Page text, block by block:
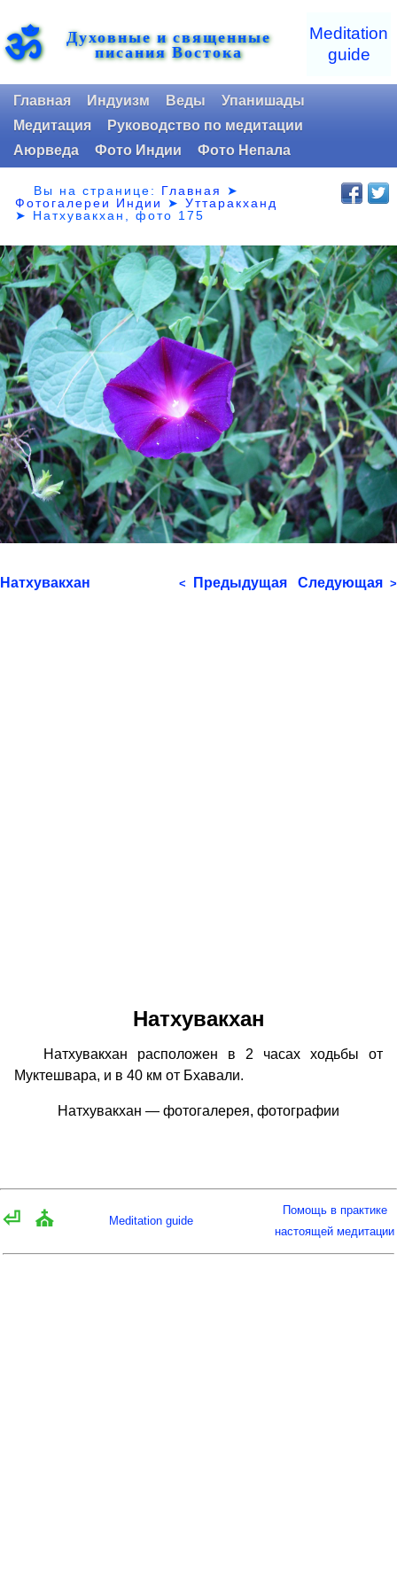
ॐ Духовные и священные
писания Востока
Meditation
guide
Главная Индуизм Веды
Упанишады
Медитация
Руководство по медитации
Аюрведа
Фото Индии Фото Непала
Вы на странице: Главная
➤
Фотогалереи Индии
➤Уттаракханд
➤ Натхувакхан, фото 175
Натхувакхан < Предыдущая Следующая >
Натхувакхан
Натхувакхан расположен в 2 часах ходьбы от
Муктешвара, и в 40 км от Бхавали.
Натхувакхан — фотогалерея, фотографии
⏎ ⛪ Meditation guide
Помощь в практике
настоящей медитации